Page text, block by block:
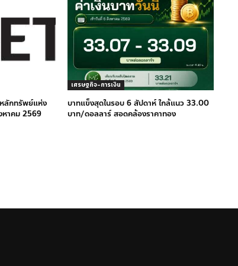
ลักทรัพย์แห่ง
หาคม 2569
เศรษฐกิจ-การเงิน
บาทแข็งสุดในรอบ 6 สัปดาห์ ใกล้แนว 33.00
บาท/ดอลลาร์ สอดคล้องราคาทอง